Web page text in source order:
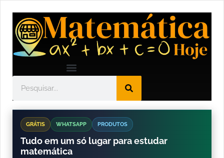
GRÁTIS WHATSAPP PRODUTOS
Tudo em um só lugar para estudar
matemática